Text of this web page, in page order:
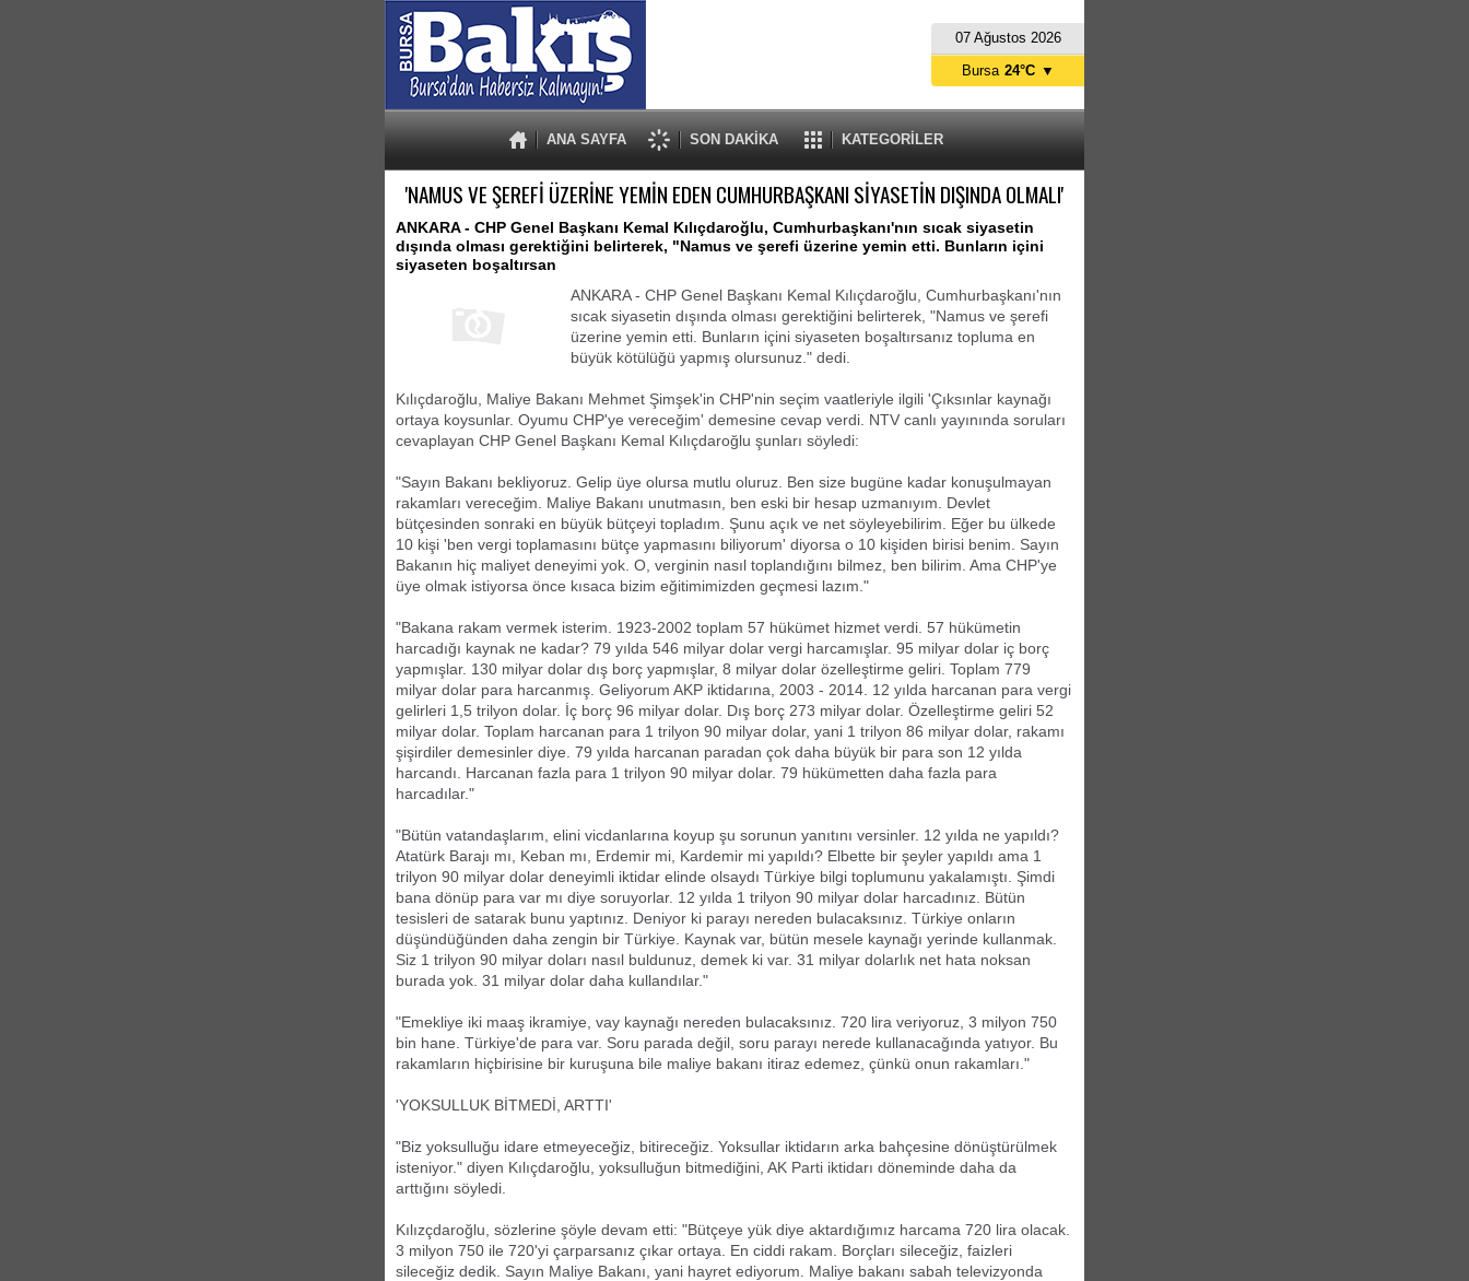
07 Ağustos 2026
ANA SAYFA SON DAKİKA KATEGORİLER
Bursa 24°C ▼
'NAMUS VE ŞEREFİ ÜZERİNE YEMİN EDEN CUMHURBAŞKANI SİYASETİN DIŞINDA OLMALI'
ANKARA - CHP Genel Başkanı Kemal Kılıçdaroğlu, Cumhurbaşkanı'nın sıcak siyasetin
dışında olması gerektiğini belirterek, "Namus ve şerefi üzerine yemin etti. Bunların içini
siyaseten boşaltırsan
ANKARA - CHP Genel Başkanı Kemal Kılıçdaroğlu, Cumhurbaşkanı'nın
sıcak siyasetin dışında olması gerektiğini belirterek, "Namus ve şerefi
üzerine yemin etti. Bunların içini siyaseten boşaltırsanız topluma en
büyük kötülüğü yapmış olursunuz." dedi.
Kılıçdaroğlu, Maliye Bakanı Mehmet Şimşek'in CHP'nin seçim vaatleriyle ilgili 'Çıksınlar kaynağı
ortaya koysunlar. Oyumu CHP'ye vereceğim' demesine cevap verdi. NTV canlı yayınında soruları
cevaplayan CHP Genel Başkanı Kemal Kılıçdaroğlu şunları söyledi:
"Sayın Bakanı bekliyoruz. Gelip üye olursa mutlu oluruz. Ben size bugüne kadar konuşulmayan
rakamları vereceğim. Maliye Bakanı unutmasın, ben eski bir hesap uzmanıyım. Devlet
bütçesinden sonraki en büyük bütçeyi topladım. Şunu açık ve net söyleyebilirim. Eğer bu ülkede
10 kişi 'ben vergi toplamasını bütçe yapmasını biliyorum' diyorsa o 10 kişiden birisi benim. Sayın
Bakanın hiç maliyet deneyimi yok. O, verginin nasıl toplandığını bilmez, ben bilirim. Ama CHP'ye
üye olmak istiyorsa önce kısaca bizim eğitimimizden geçmesi lazım."
"Bakana rakam vermek isterim. 1923-2002 toplam 57 hükümet hizmet verdi. 57 hükümetin
harcadığı kaynak ne kadar? 79 yılda 546 milyar dolar vergi harcamışlar. 95 milyar dolar iç borç
yapmışlar. 130 milyar dolar dış borç yapmışlar, 8 milyar dolar özelleştirme geliri. Toplam 779
milyar dolar para harcanmış. Geliyorum AKP iktidarına, 2003 - 2014. 12 yılda harcanan para vergi
gelirleri 1,5 trilyon dolar. İç borç 96 milyar dolar. Dış borç 273 milyar dolar. Özelleştirme geliri 52
milyar dolar. Toplam harcanan para 1 trilyon 90 milyar dolar, yani 1 trilyon 86 milyar dolar, rakamı
şişirdiler demesinler diye. 79 yılda harcanan paradan çok daha büyük bir para son 12 yılda
harcandı. Harcanan fazla para 1 trilyon 90 milyar dolar. 79 hükümetten daha fazla para
harcadılar."
"Bütün vatandaşlarım, elini vicdanlarına koyup şu sorunun yanıtını versinler. 12 yılda ne yapıldı?
Atatürk Barajı mı, Keban mı, Erdemir mi, Kardemir mi yapıldı? Elbette bir şeyler yapıldı ama 1
trilyon 90 milyar dolar deneyimli iktidar elinde olsaydı Türkiye bilgi toplumunu yakalamıştı. Şimdi
bana dönüp para var mı diye soruyorlar. 12 yılda 1 trilyon 90 milyar dolar harcadınız. Bütün
tesisleri de satarak bunu yaptınız. Deniyor ki parayı nereden bulacaksınız. Türkiye onların
düşündüğünden daha zengin bir Türkiye. Kaynak var, bütün mesele kaynağı yerinde kullanmak.
Siz 1 trilyon 90 milyar doları nasıl buldunuz, demek ki var. 31 milyar dolarlık net hata noksan
burada yok. 31 milyar dolar daha kullandılar."
"Emekliye iki maaş ikramiye, vay kaynağı nereden bulacaksınız. 720 lira veriyoruz, 3 milyon 750
bin hane. Türkiye'de para var. Soru parada değil, soru parayı nerede kullanacağında yatıyor. Bu
rakamların hiçbirisine bir kuruşuna bile maliye bakanı itiraz edemez, çünkü onun rakamları."
'YOKSULLUK BİTMEDİ, ARTTI'
"Biz yoksulluğu idare etmeyeceğiz, bitireceğiz. Yoksullar iktidarın arka bahçesine dönüştürülmek
isteniyor." diyen Kılıçdaroğlu, yoksulluğun bitmediğini, AK Parti iktidarı döneminde daha da
arttığını söyledi.
Kılızçdaroğlu, sözlerine şöyle devam etti: "Bütçeye yük diye aktardığımız harcama 720 lira olacak.
3 milyon 750 ile 720'yi çarparsanız çıkar ortaya. En ciddi rakam. Borçları sileceğiz, faizleri
sileceğiz dedik. Sayın Maliye Bakanı, yani hayret ediyorum. Maliye bakanı sabah televizyonda